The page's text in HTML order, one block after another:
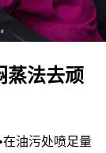
蒸法去顽
油污处喷足量